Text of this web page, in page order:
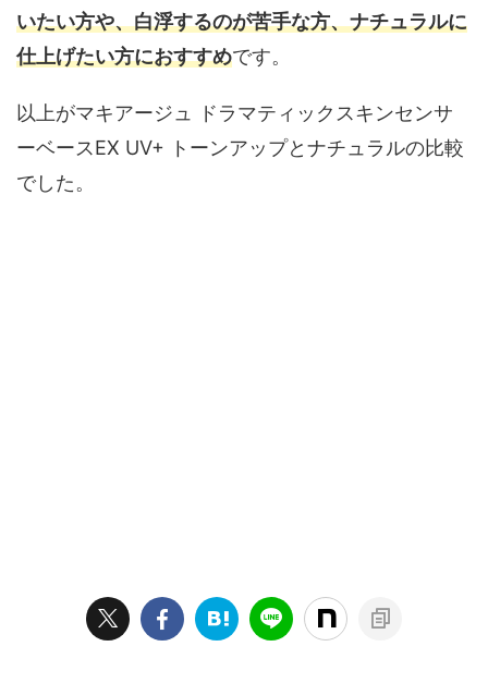
いたい方や、白浮するのが苦手な方、ナチュラルに
仕上げたい方におすすめです。
以上がマキアージュ ドラマティックスキンセンサ
ーベースEX UV+ トーンアップとナチュラルの比較
でした。